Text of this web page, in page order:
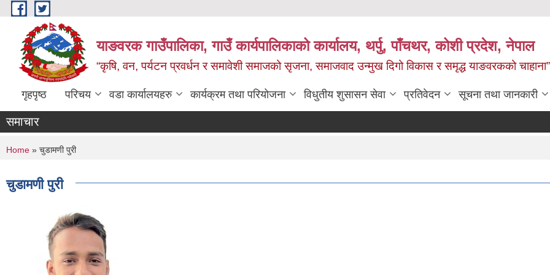
Skip to main content
याङवरक गाउँपालिका, गाउँ कार्यपालिकाको कार्यालय, थर्पु, पाँचथर, कोशी प्रदेश, नेपाल
“कृषि, वन, पर्यटन प्रवर्धन र समावेशी समाजको सृजना, समाजवाद उन्मुख दिगो विकास र समृद्ध याङवरकको चाहाना”
गृहपृष्ठ परिचय वडा कार्यालयहरु कार्यक्रम तथा परियोजना विधुतीय शुसासन सेवा प्रतिवेदन सूचना तथा जानकारी
समाचार
You are here
Home » चुडामणी पुरी
चुडामणी पुरी